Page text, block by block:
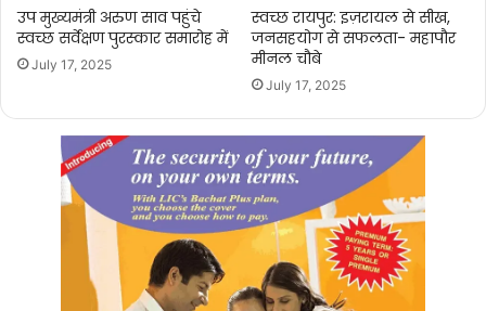
उप मुख्यमंत्री अरुण साव पहुंचे
स्वच्छ सर्वेक्षण पुरस्कार समारोह में
July 17, 2025
स्वच्छ रायपुर: इज़रायल से सीख,
जनसहयोग से सफलता- महापौर
मीनल चौबे
July 17, 2025